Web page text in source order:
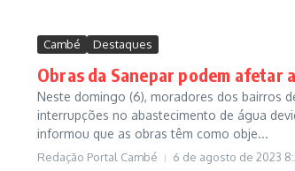
Cambé Destaques
Obras da Sanepar podem afetar
Neste domingo (6), moradores dos bairros
interrupções no abastecimento de água
informou que as obras têm como obje...
Redação Portal Cambé 6 de agosto de 2023